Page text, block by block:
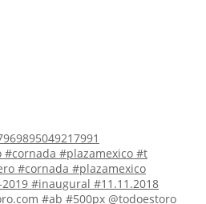
#plazamexico #t